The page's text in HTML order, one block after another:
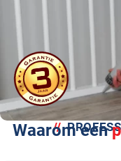
Waarom een